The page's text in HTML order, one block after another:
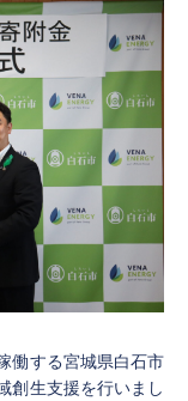
働する宮城県白石市
創生支援を行いまし